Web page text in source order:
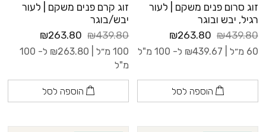
זוג סרום פנים משקם | לעור
רגיל, יבש ובוגר
₪439.80
₪263.80
60 מ״ל | ₪439.67 ל- 100 מ"ל
הוספה לסל
זוג קרם פנים משקם | לעור
יבש/בוגר
₪439.80
₪263.80
100 מ״ל | ₪263.80
ל- 100
מ"ל
הוספה לסל